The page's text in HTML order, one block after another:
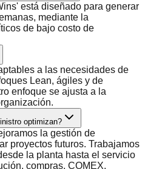
está diseñado para generar
mediante la
de bajo costo de
a las necesidades de
Lean, ágiles y de
enfoque se ajusta a la
optimizan?
la gestión de
proyectos futuros. Trabajamos
la planta hasta el servicio
compras, COMEX,